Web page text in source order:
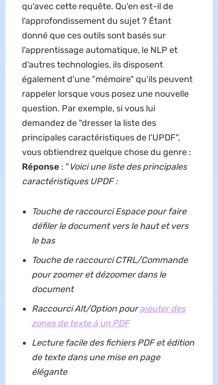
qu'avec cette requête. Qu'en est-il de
l'approfondissement du sujet ? Étant
donné que ces outils sont basés sur
l'apprentissage automatique, le NLP et
d'autres technologies, ils disposent
également d'une "mémoire" qu'ils peuvent
rappeler lorsque vous posez une nouvelle
question. Par exemple, si vous lui
demandez de "dresser la liste des
principales caractéristiques de l'UPDF",
vous obtiendrez quelque chose du genre :
Réponse : "Voici une liste des principales
caractéristiques UPDF :
Touche de raccourci Espace pour faire
défiler le document vers le haut et vers
le bas
Touche de raccourci CTRL/Commande
pour zoomer et dézoomer dans le
document
Raccourci Alt/Option pourajouter des
zones de texte à un PDF
Lecture facile des fichiers PDF et édition
de texte dans une mise en page
élégante